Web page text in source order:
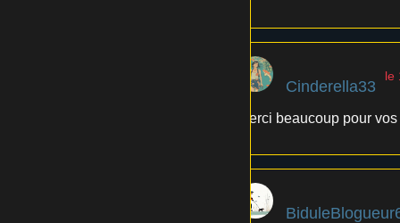
Cinderella33
le
Merci beaucoup pour